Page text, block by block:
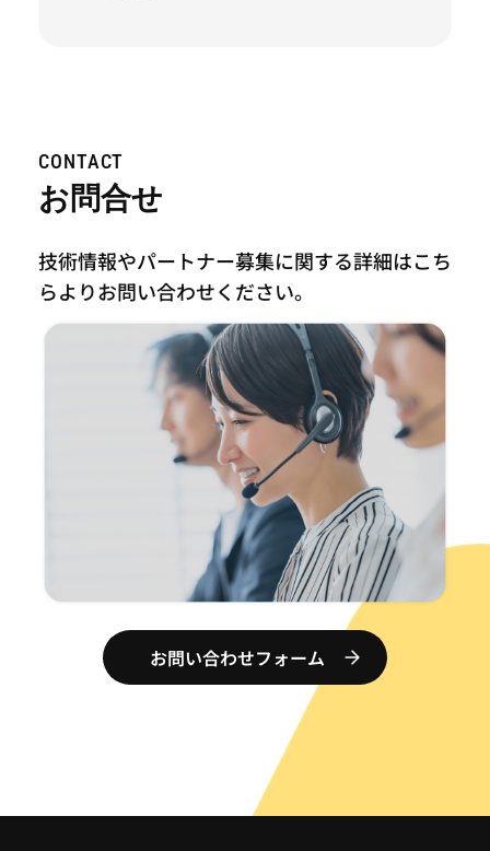
CONTACT
お問合せ
技術情報やパートナー募集に関する詳細はこち
らよりお問い合わせください。
お問い合わせフォーム